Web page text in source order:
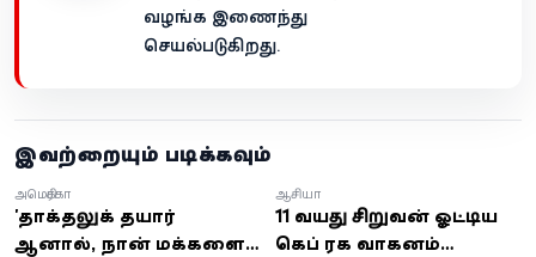
வழங்க இணைந்து
செயல்படுகிறது.
இவற்றையும் படிக்கவும்
'தாக்குதலுக்கு தயார்
ஆனால், நான் மக்களைக்
அமெரிக்கா
11 வயது சிறுவன் ஓட்டிய
கெப் ரக வாகனம்
ஆசியா